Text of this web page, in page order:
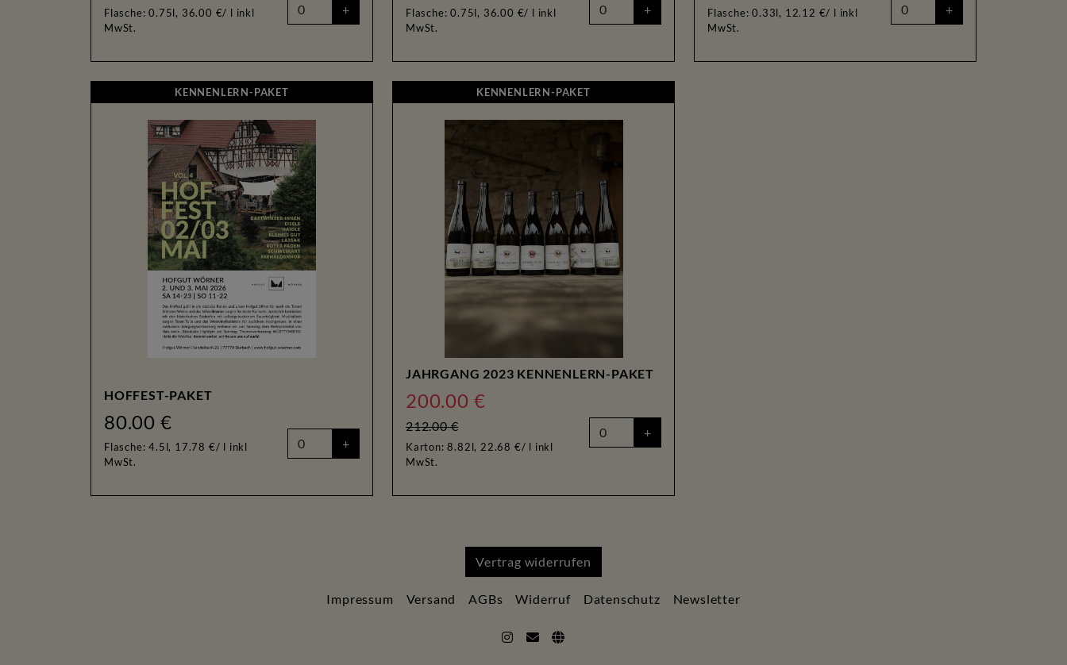
Flasche: 0.75l, 36.00 €/ l inkl
MwSt.
+ Flasche: 0.75l, 36.00 €/ l inkl
MwSt.
+ Flasche: 0.33l, 12.12 €/ l inkl
MwSt.
+
KENNENLERN-PAKETKENNENLERN-PAKET
HOFFEST-PAKET
80.00 €
Flasche: 4.5l, 17.78 €/ l inkl
MwSt.
+
KENNENLERN-PAKETKENNENLERN-PAKET
JAHRGANG 2023 KENNENLERN-PAKET
200.00 €
212.00 €
Karton: 8.82l, 22.68 €/ l inkl
MwSt.
+
Vertrag widerrufen
Impressum Versand AGBs Widerruf Datenschutz Newsletter